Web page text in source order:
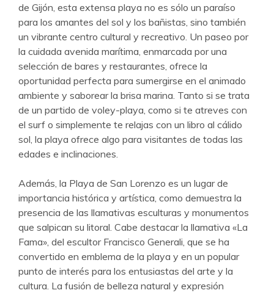
de Gijón, esta extensa playa no es sólo un paraíso
para los amantes del sol y los bañistas, sino también
un vibrante centro cultural y recreativo. Un paseo por
la cuidada avenida marítima, enmarcada por una
selección de bares y restaurantes, ofrece la
oportunidad perfecta para sumergirse en el animado
ambiente y saborear la brisa marina. Tanto si se trata
de un partido de voley-playa, como si te atreves con
el surf o simplemente te relajas con un libro al cálido
sol, la playa ofrece algo para visitantes de todas las
edades e inclinaciones.
Además, la Playa de San Lorenzo es un lugar de
importancia histórica y artística, como demuestra la
presencia de las llamativas esculturas y monumentos
que salpican su litoral. Cabe destacar la llamativa «La
Fama», del escultor Francisco Generali, que se ha
convertido en emblema de la playa y en un popular
punto de interés para los entusiastas del arte y la
cultura. La fusión de belleza natural y expresión